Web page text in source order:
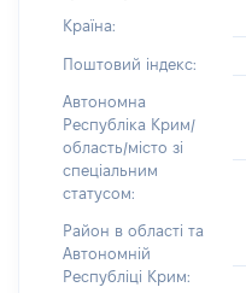
Країна:
Поштовий індекс:
Автономна
Республіка Крим/
область/місто зі
спеціальним
статусом:
Район в області та
Автономній
Республіці Крим: